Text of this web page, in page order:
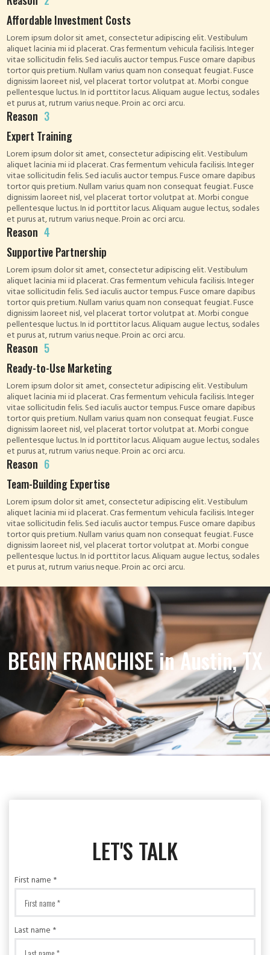
Affordable Investment Costs
Lorem ipsum dolor sit amet, consectetur adipiscing elit. Vestibulum
aliquet lacinia mi id placerat. Cras fermentum vehicula facilisis. Integer
vitae sollicitudin felis. Sed iaculis auctor tempus. Fusce ornare dapibus
tortor quis pretium. Nullam varius quam non consequat feugiat. Fusce
dignissim laoreet nisl, vel placerat tortor volutpat at. Morbi congue
pellentesque luctus. In id porttitor lacus. Aliquam augue lectus, sodales
et purus at, rutrum varius neque. Proin ac orci arcu.
Reason 3
Expert Training
Lorem ipsum dolor sit amet, consectetur adipiscing elit. Vestibulum
aliquet lacinia mi id placerat. Cras fermentum vehicula facilisis. Integer
vitae sollicitudin felis. Sed iaculis auctor tempus. Fusce ornare dapibus
tortor quis pretium. Nullam varius quam non consequat feugiat. Fusce
dignissim laoreet nisl, vel placerat tortor volutpat at. Morbi congue
pellentesque luctus. In id porttitor lacus. Aliquam augue lectus, sodales
et purus at, rutrum varius neque. Proin ac orci arcu.
Reason 4
Supportive Partnership
Lorem ipsum dolor sit amet, consectetur adipiscing elit. Vestibulum
aliquet lacinia mi id placerat. Cras fermentum vehicula facilisis. Integer
vitae sollicitudin felis. Sed iaculis auctor tempus. Fusce ornare dapibus
tortor quis pretium. Nullam varius quam non consequat feugiat. Fusce
dignissim laoreet nisl, vel placerat tortor volutpat at. Morbi congue
pellentesque luctus. In id porttitor lacus. Aliquam augue lectus, sodales
et purus at, rutrum varius neque. Proin ac orci arcu.
Reason 5
Ready-to-Use Marketing
Lorem ipsum dolor sit amet, consectetur adipiscing elit. Vestibulum
aliquet lacinia mi id placerat. Cras fermentum vehicula facilisis. Integer
vitae sollicitudin felis. Sed iaculis auctor tempus. Fusce ornare dapibus
tortor quis pretium. Nullam varius quam non consequat feugiat. Fusce
dignissim laoreet nisl, vel placerat tortor volutpat at. Morbi congue
pellentesque luctus. In id porttitor lacus. Aliquam augue lectus, sodales
et purus at, rutrum varius neque. Proin ac orci arcu.
Reason 6
Team-Building Expertise
Lorem ipsum dolor sit amet, consectetur adipiscing elit. Vestibulum
aliquet lacinia mi id placerat. Cras fermentum vehicula facilisis. Integer
vitae sollicitudin felis. Sed iaculis auctor tempus. Fusce ornare dapibus
tortor quis pretium. Nullam varius quam non consequat feugiat. Fusce
dignissim laoreet nisl, vel placerat tortor volutpat at. Morbi congue
pellentesque luctus. In id porttitor lacus. Aliquam augue lectus, sodales
et purus at, rutrum varius neque. Proin ac orci arcu.
BEGIN FRANCHISE in Austin, TX
LET'S TALK
First name *
Last name *